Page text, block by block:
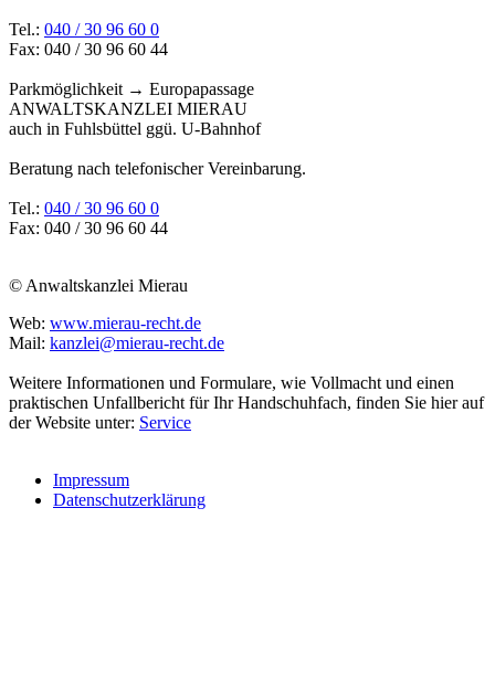
Tel.: 040 / 30 96 60 0
Fax: 040 / 30 96 60 44
Parkmöglichkeit → Europapassage
ANWALTSKANZLEI MIERAU
auch in Fuhlsbüttel ggü. U-Bahnhof
Beratung nach telefonischer Vereinbarung.
Tel.: 040 / 30 96 60 0
Fax: 040 / 30 96 60 44
© Anwaltskanzlei Mierau
Web: www.mierau-recht.de
Mail: kanzlei@mierau-recht.de
Weitere Informationen und Formulare, wie Vollmacht und einen
praktischen Unfallbericht für Ihr Handschuhfach, finden Sie hier auf
der Website unter: Service
Impressum
Datenschutzerklärung